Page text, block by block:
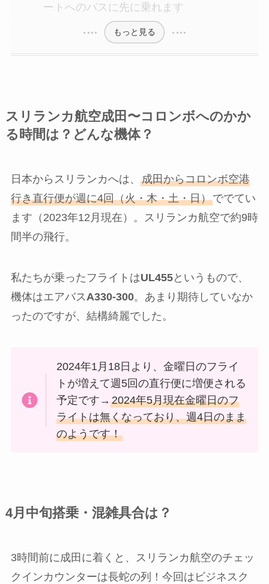
ートへのバスに先に乗れます
もっと見る
スリランカ航空成田〜コロンボへのかか
る時間は？どんな機体？
日本からスリランカへは、 成田からコロンボ空港
行き直行便が週に4回（火・木・土・日）ででてい
ます（2023年12月現在）。 スリランカ航空で約9時
間半の飛行。
私たちが乗ったフライトはUL455というもので、
機体はエアバス A330-300。あまり期待していなか
ったのですが、結構綺麗でした。
2024年1月18日より、金曜日のフライ
トが増えて週5回の直行便に増便される
予定です→2024年5月現在金曜日のフ
ライトは無くなっており、週4日のまま
のようです！
4月中旬搭乗・混雑具合は？
3時間前に成田に着くと、 スリランカ航空のチェッ
クインカウンターは長蛇の列
！今回はビジネスク